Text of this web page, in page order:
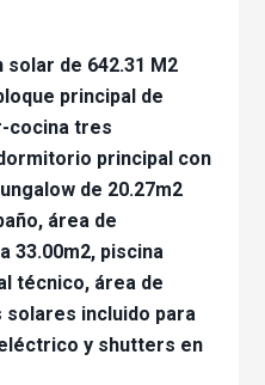
solar de 642.31 M2
principal de
cocina tres
principal con
de 20.27m2
área de
33.00m2, piscina
técnico, área de
solares incluido para
y shutters en